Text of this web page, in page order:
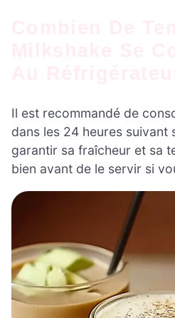
Il est recommandé de
dans les 24 heures suivant
garantir sa fraîcheur et sa
bien avant de le servir si